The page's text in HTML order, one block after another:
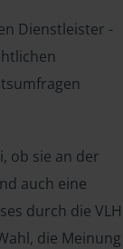
Dienstleister -
ob sie an der
auch eine
durch die VLH
die Meinung